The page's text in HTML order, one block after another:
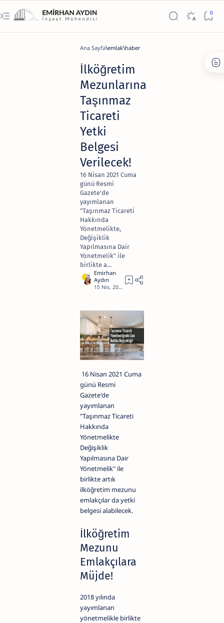
Ana Sayfa emlak haber
İlköğretim
Mezunlarına
Taşınmaz
Ticareti
Yetki
Belgesi
Verilecek!
16 Nisan 2021 Cuma
günü Resmi
Gazete'de
yayımlanan
"Taşınmaz Ticareti
Hakkında
Yönetmelikte,
Değişiklik
Yapılmasına Dair
Yönetmelik" ile
birlikte a...
16 Nisan 2021 Cuma
günü Resmi
Gazete'de
yayımlanan
"Taşınmaz Ticareti
Hakkında
Yönetmelikte
Değişiklik
Yapılmasına Dair
Yönetmelik" ile
birlikte artık
ilköğretim mezunu
emlakçılar da yetki
belgesi alabilecek.
İlköğretim
Mezunu
Emlakçılara
Müjde!
2018 yılında
yayımlanan
yönetmelikle birlikte